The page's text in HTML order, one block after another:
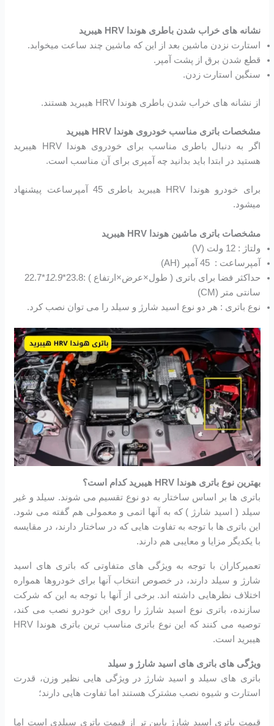
نشانه های خراب شدن باطری هوندا HRV هیبرید
استارت نزدن ماشین بعد از این که ماشین چند ساعت میخوابد.
قطع شدن برق از پشت آمپر.
سنگین استارت زدن.
از نشانه های خراب شدن باطری هوندا HRV هیبرید هستند.
مشخصات باتری مناسب خودروی هوندا HRV هیبرید
اگر به دنبال باطری مناسب برای خودروی هوندا HRV هیبرید
هستید در ابتدا باید بدانید چه آمپری برای آن مناسب است.
برای خودرو هوندا HRV هیبرید باطری 45 آمپرساعت پیشنهاد
میشود.
مشخصات باتری ماشین هوندا HRV هیبرید
ولتاژ : 12 ولت (V)
آمپرساعت : 45 آمپر (AH)
حداکثر فضا برای باتری ( طول×عرض×ارتفاع ) :23.8*
12.9
*22.7
سانتی متر (CM)
نوع باتری : هر دو نوع اسید شارژ و سیلد را می توان نصب کرد.
بهترین نوع باتری هوندا HRV هیبرید
کدام است؟
باتری ها بر اساس ساختار به دو نوع تقسیم می شوند. سیلد و غیر
سیلد ( اسید شارژ ) که به آنها اتمی و معمولی هم گفته می شود.
این باتری ها با توجه به تفاوت هایی که در ساختار دارند، در مقایسه
با یکدیگر مزایا و معایبی هم دارند.
تعمیرکاران با توجه به ویژگی های متفاوتی که باتری های اسید
شارژ و سیلد دارند، در خصوص انتخاب آنها برای خودروها همواره
اختلاف نظرهایی داشته اند. برخی از آنها با توجه به این که شرکت
سازنده، باتری نوع اسید شارژ را روی این خودرو نصب می کند،
توصیه می کنند که این نوع باتری مناسب ترین باتری هوندا HRV
هیبرید است.
ویژگی های باتری های اسید شارژ و سیلد
باتری های سیلد و اسید شارژ در ویژگی هایی نظیر وزن، قدرت
استارت و شیوه نصب مشترک هستند اما تفاوت هایی دارند؛
قیمت باتری اسید شارژ پایین تر از قیمت باتری سیلدی است اما